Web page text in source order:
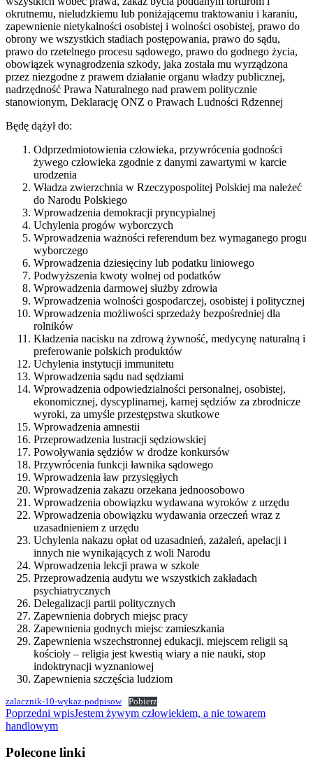
okrutnemu, nieludzkiemu lub poniżającemu traktowaniu i karaniu,
zapewnienie nietykalności osobistej i wolności osobistej, prawo do
obrony we wszystkich stadiach postępowania, prawo do sądu,
prawo do rzetelnego procesu sądowego, prawo do godnego życia,
obowiązek wynagrodzenia szkody, jaka została mu wyrządzona
przez niezgodne z prawem działanie organu władzy publicznej,
nadrzędność Prawa Naturalnego nad prawem politycznie
stanowionym, Deklarację ONZ o Prawach Ludności Rdzennej
Będę dążył do:
Odprzedmiotowienia człowieka, przywrócenia godności
żywego człowieka zgodnie z danymi zawartymi w karcie
urodzenia
Władza zwierzchnia w Rzeczypospolitej Polskiej ma należeć
do Narodu Polskiego
Wprowadzenia demokracji pryncypialnej
Uchylenia progów wyborczych
Wprowadzenia ważności referendum bez wymaganego progu
wyborczego
Wprowadzenia dziesięciny lub podatku liniowego
Podwyższenia kwoty wolnej od podatków
Wprowadzenia darmowej służby zdrowia
Wprowadzenia wolności gospodarczej, osobistej i politycznej
Wprowadzenia możliwości sprzedaży bezpośredniej dla
rolników
Kładzenia nacisku na zdrową żywność, medycynę naturalną i
preferowanie polskich produktów
Uchylenia instytucji immunitetu
Wprowadzenia sądu nad sędziami
Wprowadzenia odpowiedzialności personalnej, osobistej,
ekonomicznej, dyscyplinarnej, karnej sędziów za zbrodnicze
wyroki, za umyśle przestępstwa skutkowe
Wprowadzenia amnestii
Przeprowadzenia lustracji sędziowskiej
Powoływania sędziów w drodze konkursów
Przywrócenia funkcji ławnika sądowego
Wprowadzenia ław przysięgłych
Wprowadzenia zakazu orzekana jednoosobowo
Wprowadzenia obowiązku wydawana wyroków z urzędu
Wprowadzenia obowiązku wydawania orzeczeń wraz z
uzasadnieniem z urzędu
Uchylenia nakazu opłat od uzasadnień, zażaleń, apelacji i
innych nie wynikających z woli Narodu
Wprowadzenia lekcji prawa w szkole
Przeprowadzenia audytu we wszystkich zakładach
psychiatrycznych
Delegalizacji partii politycznych
Zapewnienia dobrych miejsc pracy
Zapewnienia godnych miejsc zamieszkania
Zapewnienia wszechstronnej edukacji, miejscem religii są
kościoły – religia jest kwestią wiary a nie nauki, stop
indoktrynacji wyznaniowej
Zapewnienia szczęścia ludziom
zalacznik-10-wykaz-podpisow Pobierz
Nawigacja
wpisu
Poprzedni wpisJestem żywym człowiekiem, a nie towarem
handlowym
Polecone linki